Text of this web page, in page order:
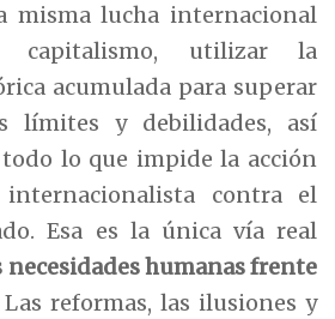
misma lucha internacional
utilizar la
acumulada para superar
límites y debilidades, así
lo que impide la acción
contra el
Esa es la única vía real
necesidades humanas frente
reformas, las ilusiones y